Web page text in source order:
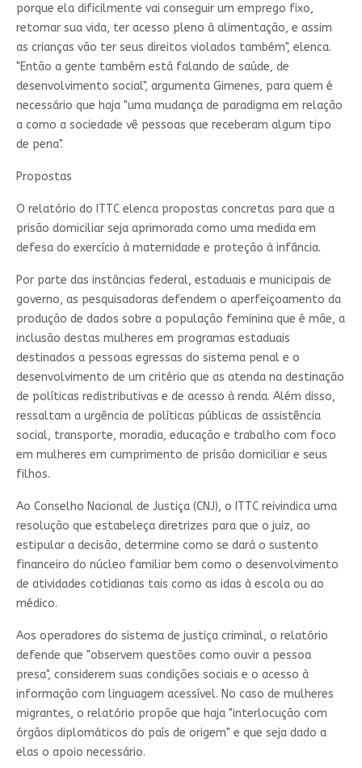
porque ela dificilmente vai conseguir um emprego fixo,
retomar sua vida, ter acesso pleno à alimentação, e assim
as crianças vão ter seus direitos violados também", elenca.
"Então a gente também está falando de saúde, de
desenvolvimento social", argumenta Gimenes, para quem é
necessário que haja "uma mudança de paradigma em relação
a como a sociedade vê pessoas que receberam algum tipo
de pena".
Propostas
O relatório do ITTC elenca propostas concretas para que a
prisão domiciliar seja aprimorada como uma medida em
defesa do exercício à maternidade e proteção à infância.
Por parte das instâncias federal, estaduais e municipais de
governo, as pesquisadoras defendem o aperfeiçoamento da
produção de dados sobre a população feminina que é mãe, a
inclusão destas mulheres em programas estaduais
destinados a pessoas egressas do sistema penal e o
desenvolvimento de um critério que as atenda na destinação
de políticas redistributivas e de acesso à renda. Além disso,
ressaltam a urgência de políticas públicas de assistência
social, transporte, moradia, educação e trabalho com foco
em mulheres em cumprimento de prisão domiciliar e seus
filhos.
Ao Conselho Nacional de Justiça (CNJ), o ITTC reivindica uma
resolução que estabeleça diretrizes para que o juiz, ao
estipular a decisão, determine como se dará o sustento
financeiro do núcleo familiar bem como o desenvolvimento
de atividades cotidianas tais como as idas à escola ou ao
médico.
Aos operadores do sistema de justiça criminal, o relatório
defende que "observem questões como ouvir a pessoa
presa", considerem suas condições sociais e o acesso à
informação com linguagem acessível. No caso de mulheres
migrantes, o relatório propõe que haja "interlocução com
órgãos diplomáticos do país de origem" e que seja dado a
elas o apoio necessário.